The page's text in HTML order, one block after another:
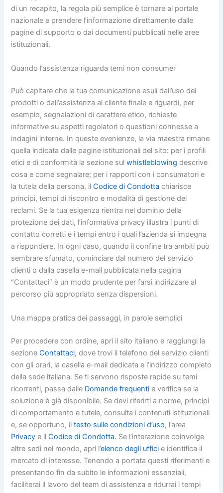
di un recapito, la regola più semplice è tornare al portale
nazionale e prendere l’informazione direttamente dalle
pagine di supporto o dai documenti pubblicati nelle aree
istituzionali.
Quando l’assistenza riguarda temi non consumer
Può capitare che la tua comunicazione esuli dall’uso dei
prodotti o dall’assistenza al cliente finale e riguardi, per
esempio, segnalazioni di carattere etico, richieste
informative su aspetti regolatori o questioni connesse a
indagini interne. In queste evenienze, la via maestra rimane
quella indicata dalle pagine istituzionali del sito: per i profili
etici e di conformità la sezione sulwhistleblowing descrive
cosa e come segnalare; per i rapporti con i consumatori e
la tutela della persona, ilCodice di Condotta chiarisce
principi, tempi di riscontro e modalità di gestione dei
reclami. Se la tua esigenza rientra nel dominio della
protezione dei dati, l’informativa privacy illustra i punti di
contatto corretti e i tempi entro i quali l’azienda si impegna
a rispondere. In ogni caso, quando il confine tra ambiti può
sembrare sfumato, cominciare dal numero del servizio
clienti o dalla casella e-mail pubblicata nella pagina
“Contattaci” è un modo prudente per farsi indirizzare al
percorso più appropriato senza dispersioni.
Una mappa pratica dei passaggi, in parole semplici
Per procedere con ordine, apri il sito italiano e raggiungi la
sezioneContattaci, dove trovi il telefono del servizio clienti
con gli orari, la casella e-mail dedicata e l’indirizzo completo
della sede italiana. Se ti servono risposte rapide su temi
ricorrenti, passa dalle Domande frequenti e verifica se la
soluzione è già disponibile. Se devi riferirti a norme, principi
di comportamento e tutele, consulta i contenuti istituzionali
e, se opportuno, iltesto sulle condizioni d’uso, l’area
Privacy e ilCodice di Condotta. Se l’interazione coinvolge
altre sedi nel mondo, apri l’elenco degli uffici e identifica il
mercato di interesse. Tenendo a portata questi riferimenti e
presentando fin da subito le informazioni essenziali,
faciliterai il lavoro del team di assistenza e ridurrai i tempi